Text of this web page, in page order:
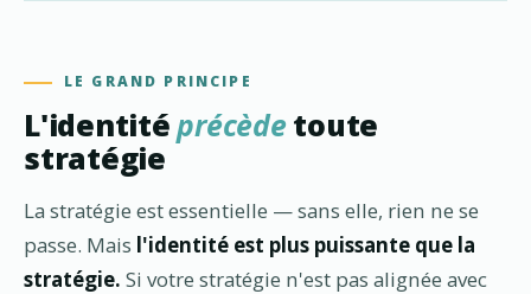
LE GRAND PRINCIPE
L'identitéprécèdetoute
stratégie
La stratégie est essentielle — sans elle, rien ne se
passe. Mais l'identité est plus puissante que la
stratégie. Si votre stratégie n'est pas alignée avec